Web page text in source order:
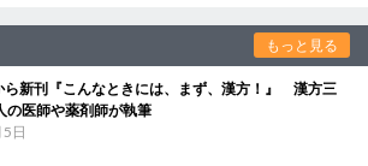
もっと見る
ら新刊『こんなときには、まず、漢方！』 漢方三
の医師や薬剤師が執筆
日